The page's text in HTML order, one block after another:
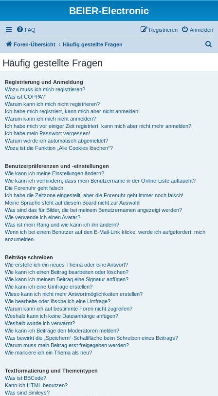
BEIER-Electronic
FAQ Anmelden
Registrieren
Foren-Übersicht Häufig gestellte Fragen
Häufig gestellte Fragen
Registrierung und Anmeldung
Wozu muss ich mich registrieren?
Was ist COPPA?
Warum kann ich mich nicht registrieren?
Ich habe mich registriert, kann mich aber nicht anmelden!
Warum kann ich mich nicht anmelden?
Ich habe mich vor einiger Zeit registriert, kann mich aber nicht mehr anmelden?!
Ich habe mein Passwort vergessen!
Warum werde ich automatisch abgemeldet?
Wozu ist die Funktion „Alle Cookies löschen“?
Benutzerpräferenzen und -einstellungen
Wie kann ich meine Einstellungen ändern?
Wie kann ich verhindern, dass mein Benutzername in der Online-Liste auftaucht?
Die Forenuhr geht falsch!
Ich habe die Zeitzone eingestellt, aber die Forenuhr geht immer noch falsch!
Meine Sprache steht auf diesem Board nicht zur Auswahl!
Was sind das für Bilder, die bei meinem Benutzernamen angezeigt werden?
Wie verwende ich einen Avatar?
Was ist mein Rang und wie kann ich ihn ändern?
Wenn ich bei einem Benutzer auf den E-Mail-Link klicke, werde ich aufgefordert, mich
anzumelden.
Beiträge schreiben
Wie erstelle ich ein neues Thema oder eine Antwort?
Wie kann ich einen Beitrag bearbeiten oder löschen?
Wie kann ich meinem Beitrag eine Signatur anfügen?
Wie kann ich eine Umfrage erstellen?
Wieso kann ich nicht mehr Antwortmöglichkeiten erstellen?
Wie bearbeite oder lösche ich eine Umfrage?
Warum kann ich auf bestimmte Foren nicht zugreifen?
Weshalb kann ich keine Dateianhänge anfügen?
Weshalb wurde ich verwarnt?
Wie kann ich Beiträge den Moderatoren melden?
Was bewirkt die „Speichern“-Schaltfläche beim Schreiben eines Beitrags?
Warum muss mein Beitrag erst freigegeben werden?
Wie markiere ich ein Thema als neu?
Textformatierung und Thementypen
Was ist BBCode?
Kann ich HTML benutzen?
Was sind Smileys?